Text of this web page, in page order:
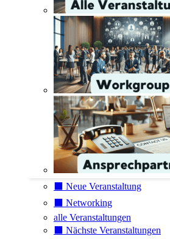
⬛️ Neue Veranstaltung
⬛️ Networking
alle Veranstaltungen
⬛️ Nächste Veranstaltungen